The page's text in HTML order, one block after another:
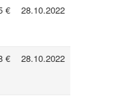
€ 28.10.2022
€ 28.10.2022